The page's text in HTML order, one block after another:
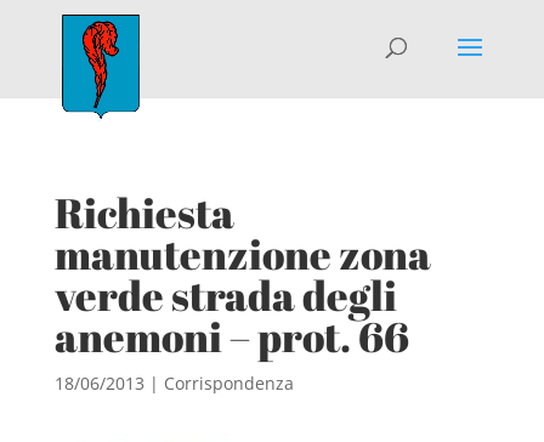
Richiesta
manutenzione zona
verde strada degli
anemoni – prot. 66
18/06/2013 | Corrispondenza